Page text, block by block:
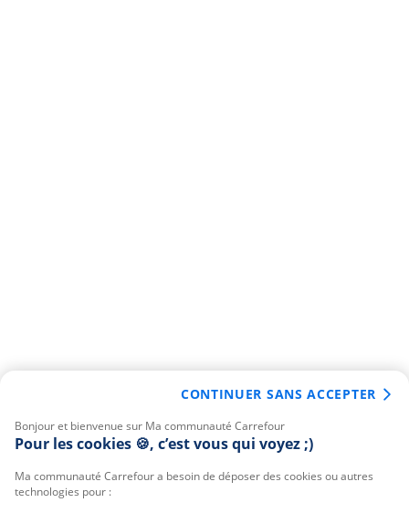
Bonjour et bienvenue sur Ma communauté Carrefour
Pour les cookies 🍪, c’est vous qui voyez ;)
Ma communauté Carrefour a besoin de déposer des cookies ou autres
technologies pour :
CONTINUER SANS ACCEPTER